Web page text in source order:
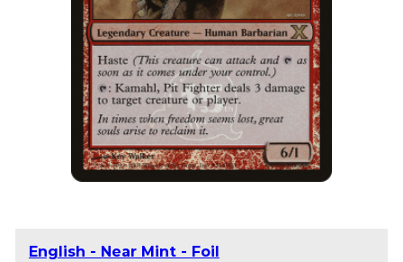
English - Near Mint - Foil